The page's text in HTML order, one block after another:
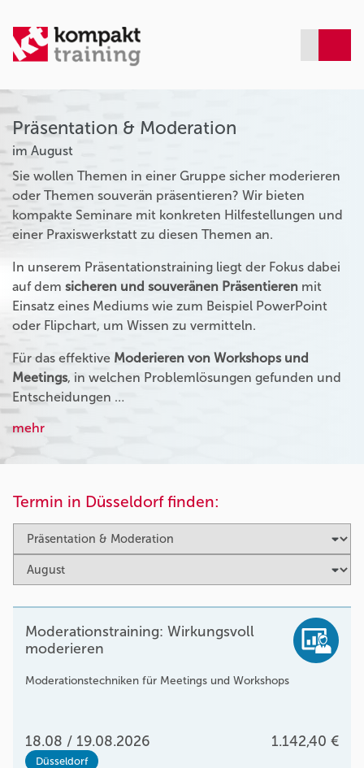
Präsentation & Moderation
im August
Sie wollen Themen in einer Gruppe sicher moderieren
oder Themen souverän präsentieren? Wir bieten
kompakte Seminare mit konkreten Hilfestellungen und
einer Praxiswerkstatt zu diesen Themen an.
In unserem Präsentationstraining liegt der Fokus dabei
auf dem sicheren und souveränen Präsentieren mit
Einsatz eines Mediums wie zum Beispiel PowerPoint
oder Flipchart, um Wissen zu vermitteln.
Für das effektive Moderieren von Workshops und
Meetings, in welchen Problemlösungen gefunden und
Entscheidungen …
mehr
Termin in Düsseldorf finden:
Moderationstraining: Wirkungsvoll
moderieren
Moderationstechniken für Meetings und Workshops
18.08 / 19.08.2026 1.142,40 €
Düsseldorf